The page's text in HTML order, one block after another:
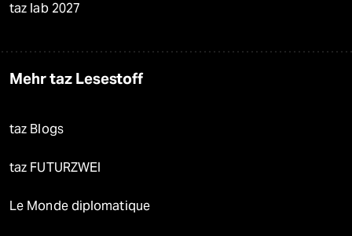
taz lab 2027
Mehr taz Lesestoff
taz Blogs
taz FUTURZWEI
Le Monde diplomatique